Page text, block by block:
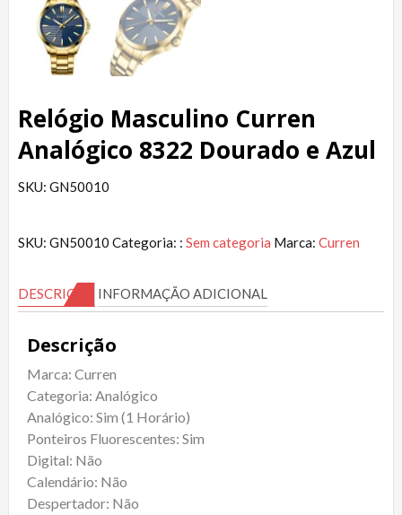
Relógio Masculino Curren
Analógico 8322 Dourado e Azul
SKU: GN50010
SKU: GN50010 Categoria: : Sem categoria Marca: Curren
DESCRIÇÃO INFORMAÇÃO ADICIONAL
Descrição
Marca: Curren
Categoria: Analógico
Analógico: Sim (1 Horário)
Ponteiros Fluorescentes: Sim
Digital: Não
Calendário: Não
Despertador: Não